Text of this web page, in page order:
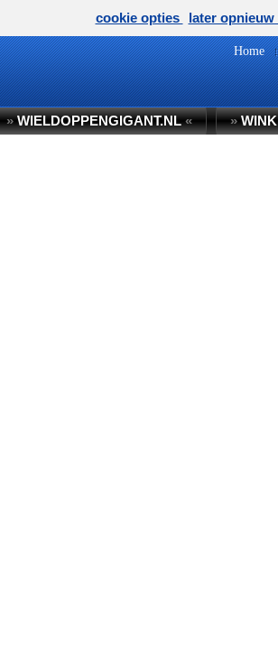
Home
»WIELDOPPENGIGANT.NL« »
cookie opties later opnieuw